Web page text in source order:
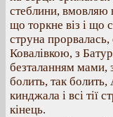
стеблини, вмовляю
що торкне віз і що
струна
Ковалівкою, з
безталанням мами,
болить, так
кинджала і всі тії
кінець.